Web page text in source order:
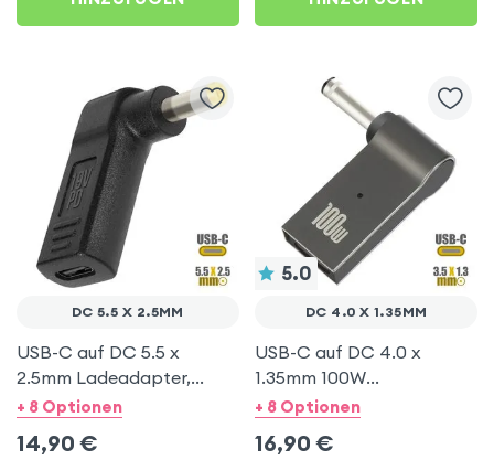
DC 5.5 X 2.5MM
USB-C auf DC 5.5 x
2.5mm Ladeadapter,
abgewinkelt – Schwarz
+ 8 Optionen
14,90 €
5.0
DC 4.0 X 1.35MM
USB-C auf DC 4.0 x
1.35mm 100W
Ladeadapter für ASUS
+ 8 Optionen
16,90 €